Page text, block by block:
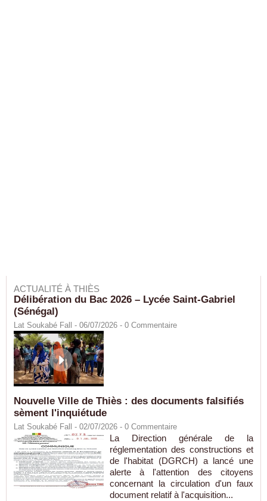
ACTUALITÉ À THIÈS
Délibération du Bac 2026 – Lycée Saint-Gabriel
(Sénégal)
Lat Soukabé Fall - 06/07/2026 - 0 Commentaire
Nouvelle Ville de Thiès : des documents falsifiés
sèment l'inquiétude
Lat Soukabé Fall - 02/07/2026 - 0 Commentaire
La Direction générale de la
réglementation des constructions et
de l'habitat (DGRCH) a lancé une
alerte à l'attention des citoyens
concernant la circulation d'un faux
document relatif à l'acquisition...